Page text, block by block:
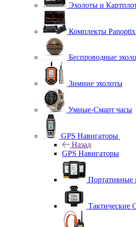
Эхолоты и
Комплекты
Беспроводные
Зимние эхолоты
Умные-Смарт часы
GPS Навигаторы
Назад
GPS Навигаторы
Портативные
Тактические